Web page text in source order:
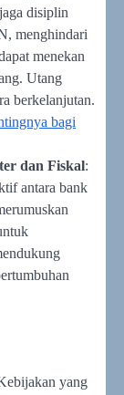
disiplin
menghindari
menekan
Utang
berkelanjutan.
bagi
dan Fiskal:
antara bank
yang